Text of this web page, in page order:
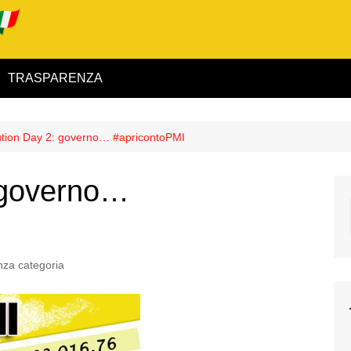
TRASPARENZA
Day 2: governo… #apricontoPMI
categoria